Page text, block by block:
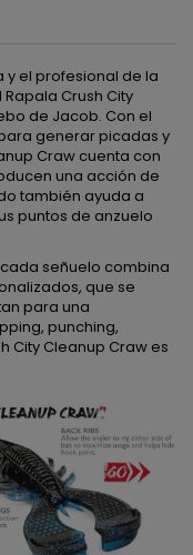
el profesional de la
Crush City
de Jacob. Con el
generar picadas y
Craw cuenta con
una acción de
también ayuda a
puntos de anzuelo
señuelo combina
que se
para una
punching,
City Cleanup Craw es